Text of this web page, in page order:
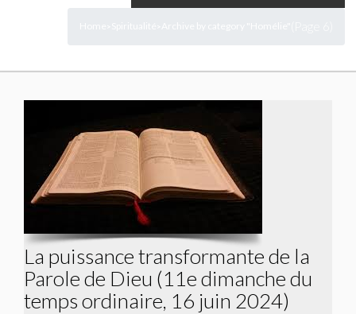
La puissance transformante de la
Parole de Dieu (11e dimanche du
temps ordinaire, 16 juin 2024)